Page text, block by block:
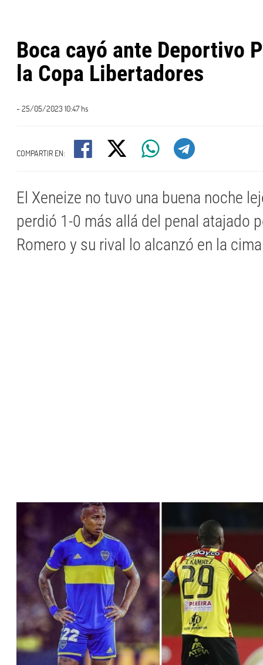
Boca cayó ante Deportivo
la Copa Libertadores
- 25/05/2023 10:47 hs
COMPARTIR EN:
El Xeneize no tuvo una buena noche
perdió 1-0 más allá del penal atajado
Romero y su rival lo alcanzó en la